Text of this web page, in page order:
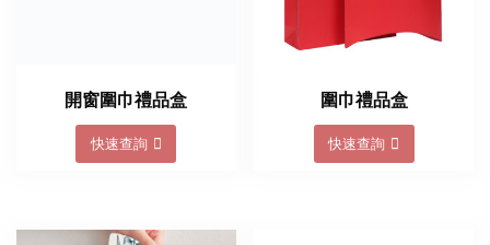
開窗圍巾禮品盒
快速查詢
圍巾禮品盒
快速查詢